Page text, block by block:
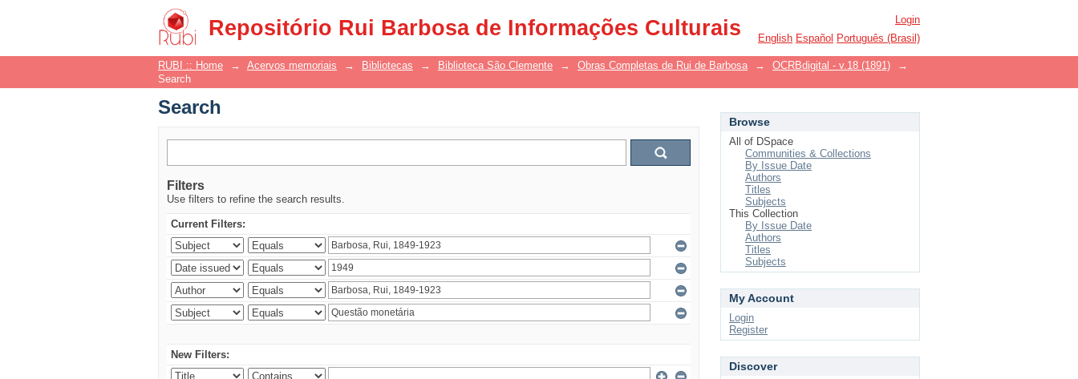
Repositório Rui Barbosa de Informações Culturais
Search
Login
English Español Português (Brasil)
RUBI :: Home → Acervos memoriais → Bibliotecas → Biblioteca São Clemente → Obras Completas de Rui de Barbosa → OCRBdigital - v.18 (1891)
→
Search
Search
Filters
Use filters to refine the search results.
Current Filters:
New Filters:
Browse
All of DSpace
Communities & Collections
By Issue Date
Authors
Titles
Subjects
This Collection
By Issue Date
Authors
Titles
Subjects
My Account
Login
Register
Discover